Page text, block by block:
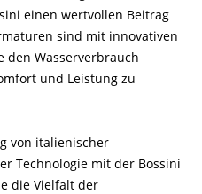
einen wertvollen Beitrag
sind mit innovativen
den Wasserverbrauch
und Leistung zu
von italienischer
Technologie mit der Bossini
die Vielfalt der